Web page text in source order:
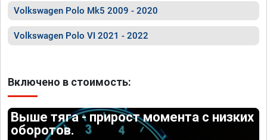
Volkswagen Polo Mk5 2009 - 2020
Volkswagen Polo VI 2021 - 2022
Включено в стоимость:
Выше тяга - прирост момента с низких
оборотов.